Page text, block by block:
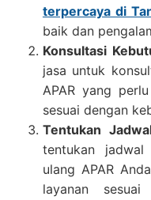
terpercaya di
baik dan
Konsultasi
jasa untuk
APAR yang
sesuai dengan
Tentukan
tentukan
ulang APAR
layanan